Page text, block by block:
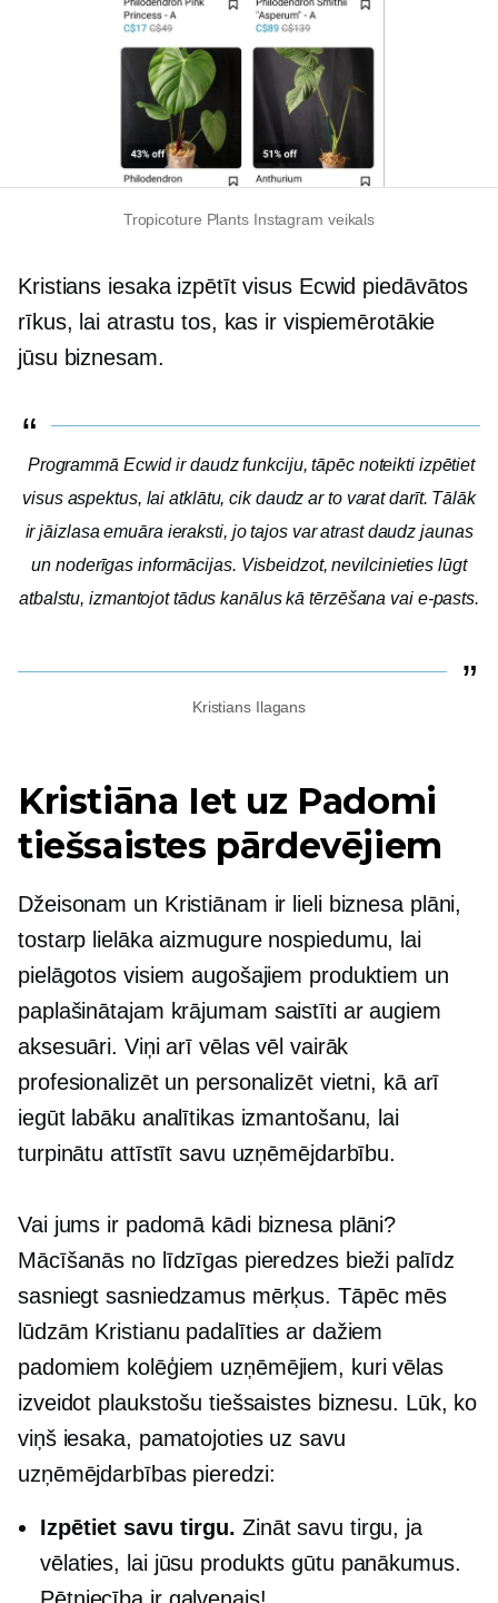
Tropicoture Plants Instagram veikals
Kristians iesaka izpētīt visus Ecwid piedāvātos
rīkus, lai atrastu tos, kas ir vispiemērotākie
jūsu biznesam.
Programmā Ecwid ir daudz funkciju, tāpēc noteikti izpētiet
visus aspektus, lai atklātu, cik daudz ar to varat darīt. Tālāk
ir jāizlasa emuāra ieraksti, jo tajos var atrast daudz jaunas
un noderīgas informācijas. Visbeidzot, nevilcinieties lūgt
atbalstu, izmantojot tādus kanālus kā tērzēšana vai e-pasts.
Kristians Ilagans
Kristiāna Iet uz Padomi
tiešsaistes pārdevējiem
Džeisonam un Kristiānam ir lieli biznesa plāni,
tostarp lielākaaizmugurenospiedumu, lai
pielāgotos visiem augošajiem produktiem un
paplašinātajam krājumam saistīti ar augiem
aksesuāri. Viņi arī vēlas vēl vairāk
profesionalizēt un personalizēt vietni, kā arī
iegūt labāku analītikas izmantošanu, lai
turpinātu attīstīt savu uzņēmējdarbību.
Vai jums ir padomā kādi biznesa plāni?
Mācīšanās no līdzīgas pieredzes bieži palīdz
sasniegt sasniedzamus mērķus. Tāpēc mēs
lūdzām Kristianu padalīties ar dažiem
padomiem kolēģiem uzņēmējiem, kuri vēlas
izveidot plaukstošu tiešsaistes biznesu. Lūk, ko
viņš iesaka, pamatojoties uz savu
uzņēmējdarbības pieredzi:
Izpētiet savu tirgu. Zināt savu tirgu, ja
vēlaties, lai jūsu produkts gūtu panākumus.